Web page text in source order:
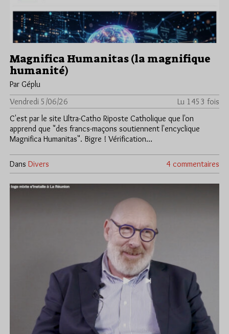
Magnifica Humanitas (la magnifique
humanité)
Par Géplu
Vendredi 5/06/26
Lu 1453 fois
C'est par le site Ultra-Catho Riposte Catholique que l'on
apprend que "des francs-maçons soutiennent l'encyclique
Magnifica Humanitas". Bigre ! Vérification…
Dans Divers 4 commentaires